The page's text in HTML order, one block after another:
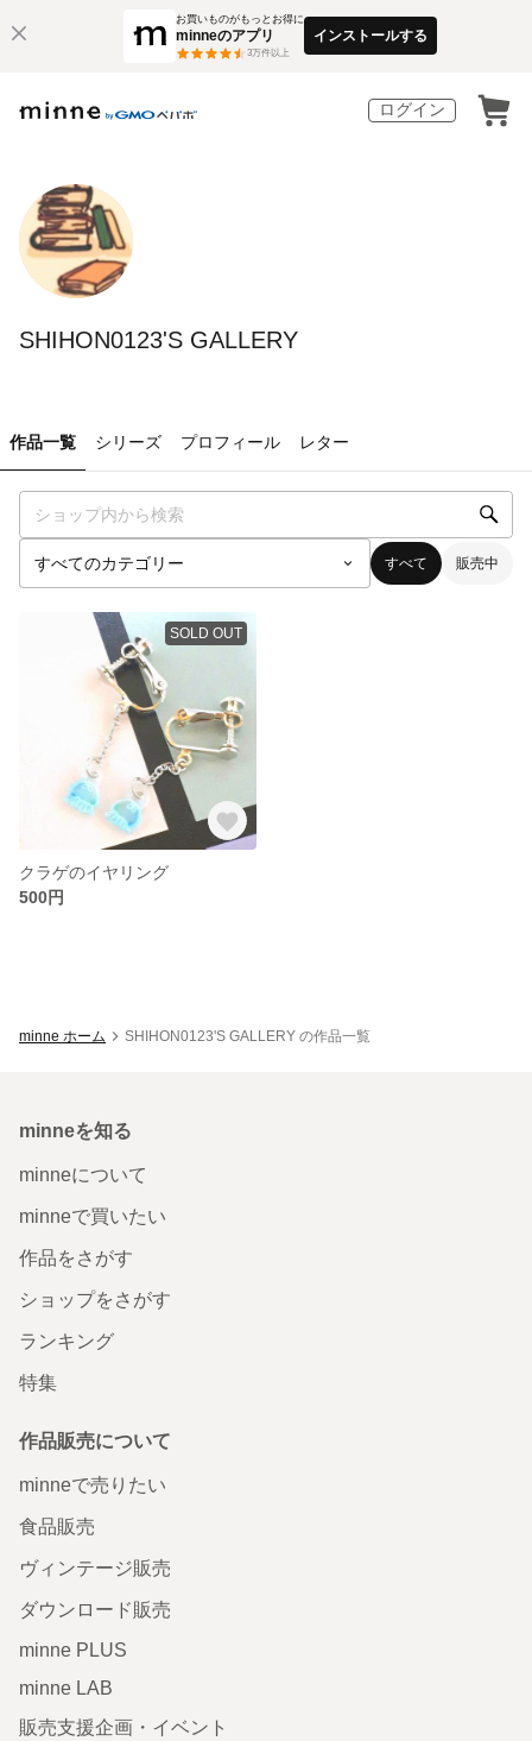
お買いものがもっとお得に
minneのアプリ
3万件以上
インストールする
ログイン
SHIHON0123'S GALLERY
作品一覧 シリーズ プロフィール レター
すべて 販売中
SOLD OUT
クラゲのイヤリング
500円
minne ホーム SHIHON0123'S GALLERY の作品一覧
minneを知る
minneについて
minneで買いたい
作品をさがす
ショップをさがす
ランキング
特集
作品販売について
minneで売りたい
食品販売
ヴィンテージ販売
ダウンロード販売
minne PLUS
minne LAB
販売支援企画・イベント